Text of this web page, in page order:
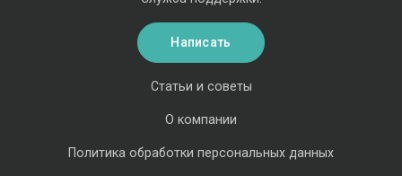
Статьи и советы
О компании
Политика обработки персональных данных
Написать